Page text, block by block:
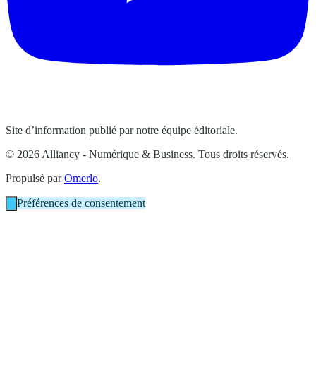
Site d’information publié par notre équipe éditoriale.
© 2026 Alliancy - Numérique & Business. Tous droits réservés.
Propulsé parOmerlo.
Préférences de consentement